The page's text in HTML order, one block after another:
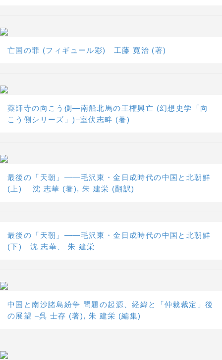
亡国の罪 (フィギュール彩) 工藤 寛治 (著)
薬師寺の向こう側―南船北馬の王権興亡 (幻想史学「向
こう側シリーズ」)–室伏志畔 (著)
最後の「天朝」――毛沢東・金日成時代の中国と北朝鮮
(上) 沈 志華 (著), 朱 建栄 (翻訳)
最後の「天朝」――毛沢東・金日成時代の中国と北朝鮮
(下) 沈 志華、 朱 建栄
中国と南沙諸島紛争 問題の起源、経緯と「仲裁裁定」後
の展望 –呉 士存 (著), 朱 建栄 (編集)